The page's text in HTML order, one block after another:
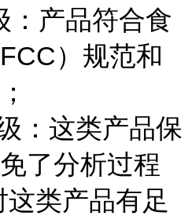
：产品符合食
）规范和
：这类产品保
了分析过程
类产品有足